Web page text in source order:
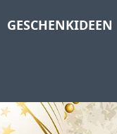
GESCHENKIDEEN